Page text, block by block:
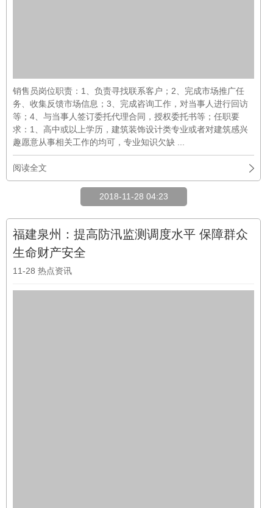
销售员岗位职责：1、负责寻找联系客户；2、完成市场推广任
务、收集反馈市场信息；3、完成咨询工作，对当事人进行回访
等；4、与当事人签订委托代理合同，授权委托书等；任职要
求：1、高中或以上学历，建筑装饰设计类专业或者对建筑感兴
趣愿意从事相关工作的均可，专业知识欠缺 ...
阅读全文
2018-11-28 04:23
福建泉州：提高防汛监测调度水平 保障群众
生命财产安全
11-28 热点资讯